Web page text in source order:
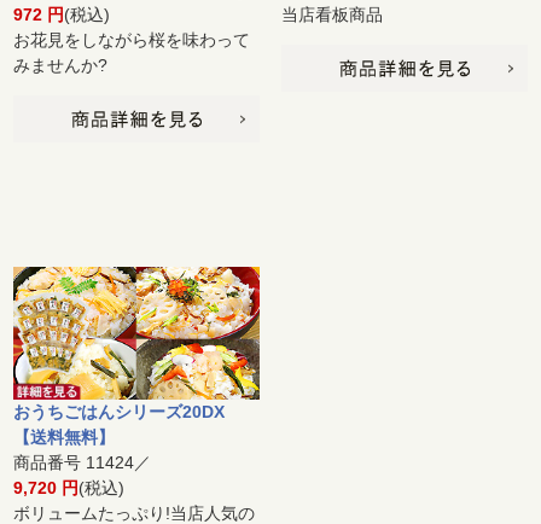
972 円(税込)
お花見をしながら桜を味わって
みませんか?
当店看板商品
おうちごはんシリーズ20DX
【送料無料】
商品番号 11424／
9,720 円(税込)
ボリュームたっぷり!当店人気の